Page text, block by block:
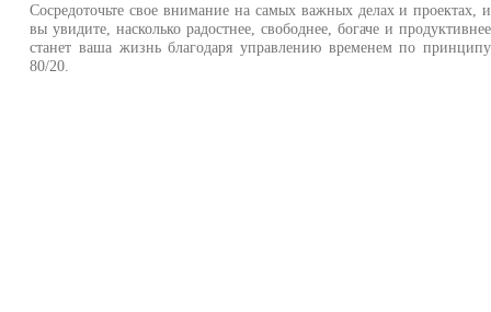
Сосредоточьте свое внимание на самых важных делах и проектах, и
вы увидите, насколько радостнее, свободнее, богаче и продуктивнее
станет ваша жизнь благодаря управлению временем по принципу
80/20.